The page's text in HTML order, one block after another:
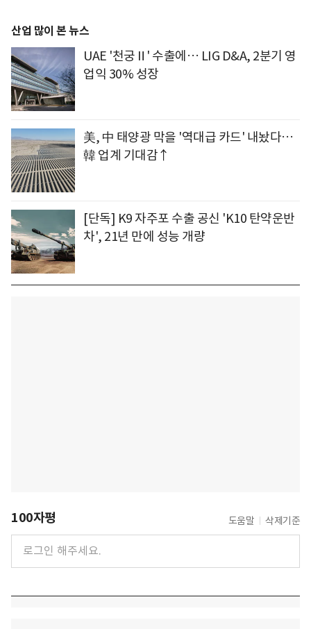
산업 많이 본 뉴스
UAE '천궁Ⅱ' 수출에… LIG D&A, 2분기 영
업익 30% 성장
美, 中 태양광 막을 '역대급 카드' 내놨다…
韓 업계 기대감↑
[단독] K9 자주포 수출 공신 'K10 탄약운반
차', 21년 만에 성능 개량
100자평 도움말 삭제기준